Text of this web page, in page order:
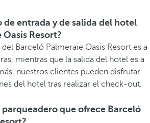
de entrada y de salida del hotel
Oasis Resort?
Barceló Palmeraie Oasis Resort es a
mientras que la salida del hotel es a
nuestros clientes pueden disfrutar
del hotel tras realizar el check-out.
parqueadero que ofrece Barceló